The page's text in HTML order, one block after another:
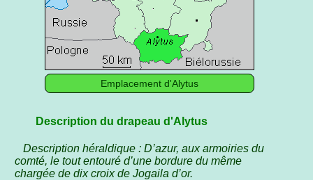
Emplacement d'Alytus
Description du drapeau d'Alytus
Description héraldique : D’azur, aux armoiries du
comté, le tout entouré d’une bordure du même
chargée de dix croix de Jogaila d’or.